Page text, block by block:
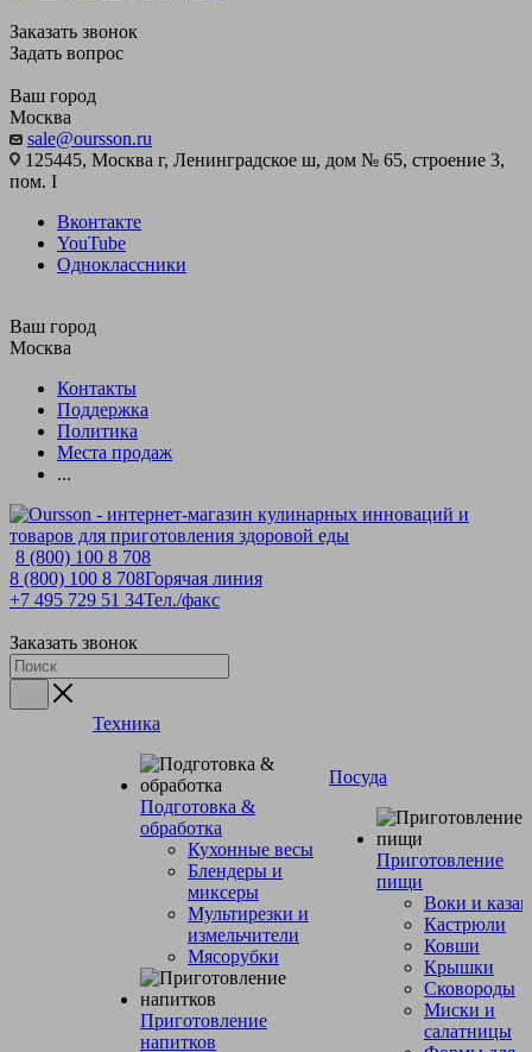
Заказать звонок
Задать вопрос
Ваш город
Москва
sale@oursson.ru
125445, Москва г, Ленинградское ш, дом № 65, строение 3,
пом. I
Вконтакте
YouTube
Одноклассники
Ваш город
Москва
Контакты
Поддержка
Политика
Места продаж
...
8 (800) 100 8 708
8 (800) 100 8 708Горячая линия
+7 495 729 51 34Тел./факс
Заказать звонок
Техника
Подготовка &
обработка
Кухонные весы
Блендеры и
миксеры
Мультирезки и
измельчители
Мясорубки
Приготовление
напитков
Посуда
Приготовление
пищи
Воки и
Кастрюли
Ковши
Крышки
Сковороды
Миски и
салатницы